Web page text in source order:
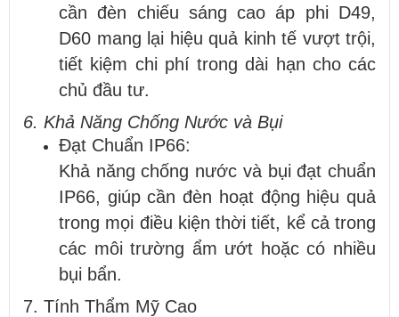
cần đèn chiếu sáng cao áp phi D49,
D60 mang lại hiệu quả kinh tế vượt trội,
tiết kiệm chi phí trong dài hạn cho các
chủ đầu tư.
6. Khả Năng Chống Nước và Bụi
Đạt Chuẩn IP66:
Khả năng chống nước và bụi đạt chuẩn
IP66, giúp cần đèn hoạt động hiệu quả
trong mọi điều kiện thời tiết, kể cả trong
các môi trường ẩm ướt hoặc có nhiều
bụi bẩn.
7. Tính Thẩm Mỹ Cao